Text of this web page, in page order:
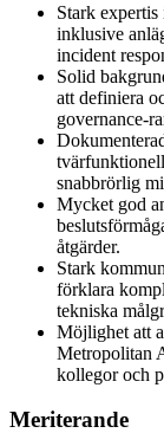
Stark
inklusive
incident
Solid
att definiera
governance-
snabbrörlig
Mycket god
åtgärder.
Stark
förklara
tekniska
Möjlighet att
Metropolitan
kollegor och
Meriterande